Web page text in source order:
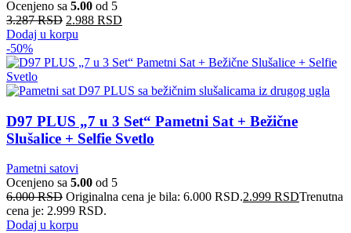
Ocenjeno sa 5.00 od 5
3.287RSD 2.988 RSD
Dodaj u korpu
-50%
D97 PLUS „7 u 3 Set“ Pametni Sat + Bežične
Slušalice + Selfie Svetlo
Pametni satovi
Ocenjeno sa 5.00 od 5
6.000RSD Originalna cena je bila: 6.000 RSD.2.999 RSDTrenutna
cena je: 2.999 RSD.
Dodaj u korpu